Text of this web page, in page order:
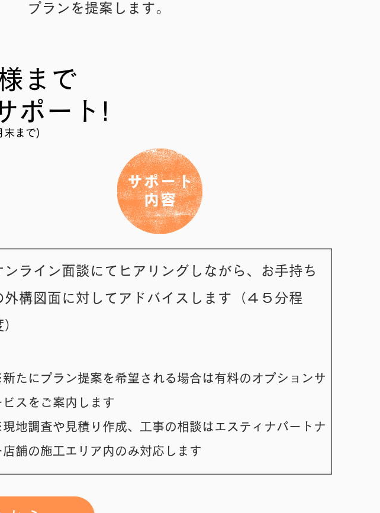
プランを提案します。
まで
ポート!
末まで)
サポート
内容
ンライン面談にてヒアリングしながら、お手持ち
外構図面に対してアドバイスします（４５分程
たにプラン提案を希望される場合は有料のオプションサ​
ビスをご案内します
地調査や見積り作成、工事の相談はエスティナパートナ​
店舗の施工エリア内のみ対応します